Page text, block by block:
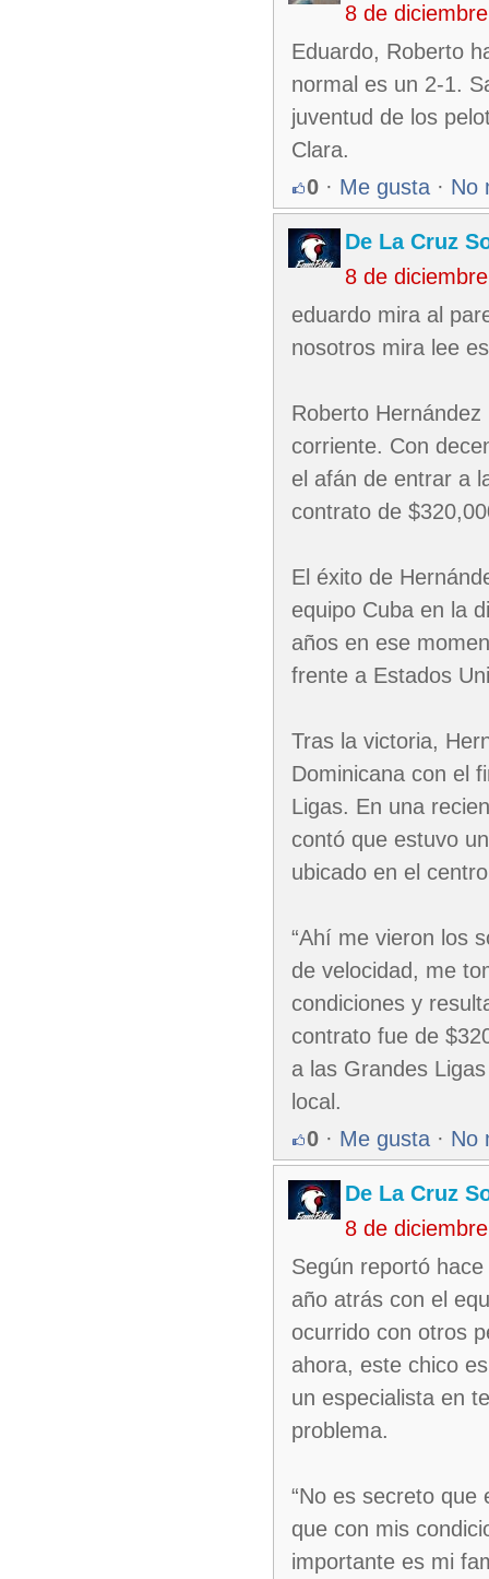
8 de
Eduardo, Roberto
normal es un 2-1.
juventud de los
Clara.
0 · Me gusta · No
De La Cruz
8 de
eduardo mira al
nosotros mira lee
Roberto
corriente. Con
el afán de entrar a
contrato de
El éxito de
equipo Cuba en la
años en ese
frente a Estados
Tras la victoria,
Dominicana con el
Ligas. En una
contó que estuvo
ubicado en el
“Ahí me vieron los
de velocidad, me
condiciones y
contrato fue de
a las Grandes
local.
0 · Me gusta · No
De La Cruz
8 de
Según reportó
año atrás con el
ocurrido con otros
ahora, este chico
un especialista en
problema.
“No es secreto que
que con mis
importante es mi